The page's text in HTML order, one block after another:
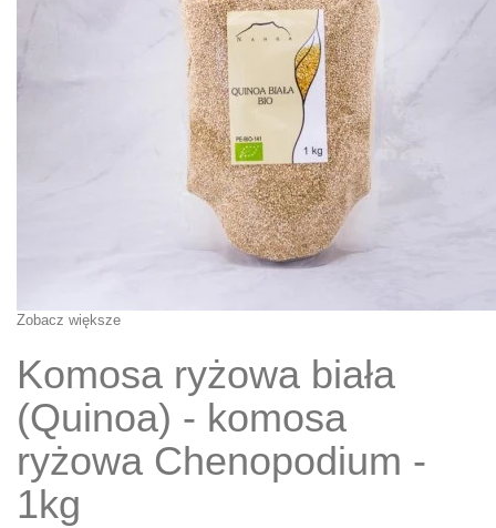
Zobacz większe
Komosa ryżowa biała
(Quinoa) - komosa
ryżowa Chenopodium -
1kg